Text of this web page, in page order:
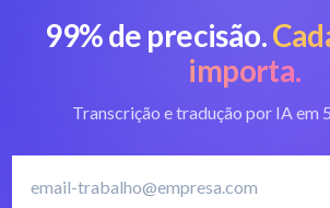
99% de precisão.
importa.
Transcrição e tradução por IA em